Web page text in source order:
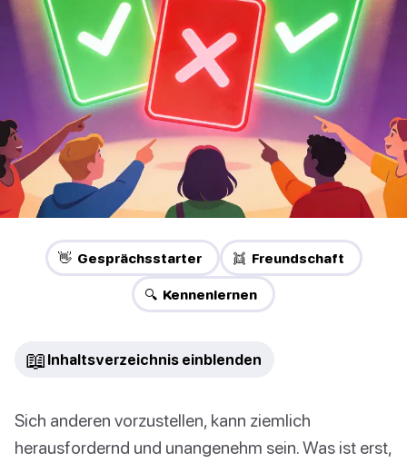
👋 Gesprächsstarter 👯 Freundschaft
🔍 Kennenlernen
📖 Inhaltsverzeichnis einblenden
Sich anderen vorzustellen, kann ziemlich
herausfordernd und unangenehm sein. Was ist erst,